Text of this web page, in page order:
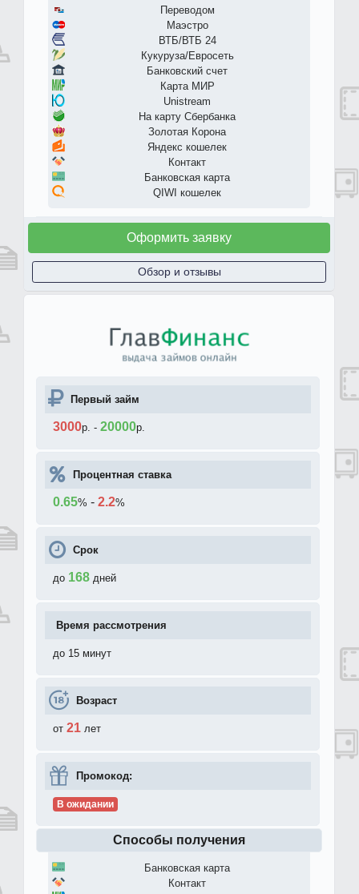
Переводом
Маэстро
ВТБ/ВТБ 24
Кукуруза/Евросеть
Банковский счет
Карта МИР
Unistream
На карту Сбербанка
Золотая Корона
Яндекс кошелек
Контакт
Банковская карта
QIWI кошелек
Оформить заявку
Обзор и отзывы
Первый займ
3000р. - 20000р.
Процентная ставка
0.65% - 2.2%
Срок
до 168 дней
Время рассмотрения
до 15 минут
Возраст
от 21 лет
Промокод:
В ожидании
Способы получения
Банковская карта
Контакт